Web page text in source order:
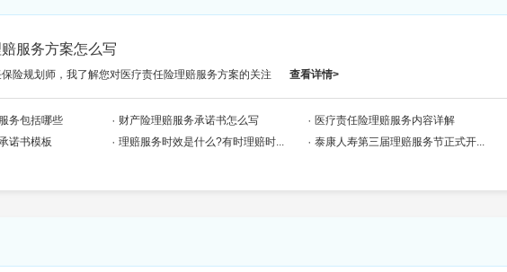
服务方案怎么写
险规划师，我了解您对医疗责任险理赔服务方案的关注 查看详情>
务包括哪些 财产险理赔服务承诺书怎么写
医疗责任险理赔服务内容详解
诺书模板
理赔服务时效是什么?有时理赔时... 泰康人寿第三届理赔服务节正式开...